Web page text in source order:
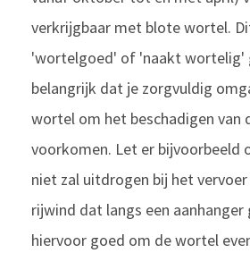
verkrijgbaar met blote wortel.
'wortelgoed' of 'naakt wortelig'
belangrijk dat je zorgvuldig
wortel om het beschadigen van
voorkomen. Let er bijvoorbeeld
niet zal uitdrogen bij het
rijwind dat langs een aanhanger
hiervoor goed om de wortel